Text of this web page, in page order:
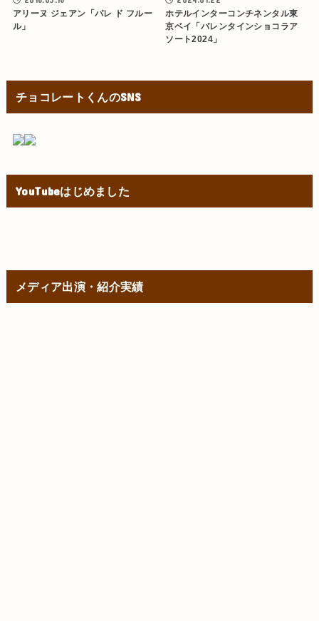
アリーヌ ジェアン「パレ ド フルー
ル」
ホテルインターコンチネンタル東
京ベイ「バレンタインショコラア
ソート2024」
チョコレートくんのSNS
YouTubeはじめました
メディア出演・紹介実績